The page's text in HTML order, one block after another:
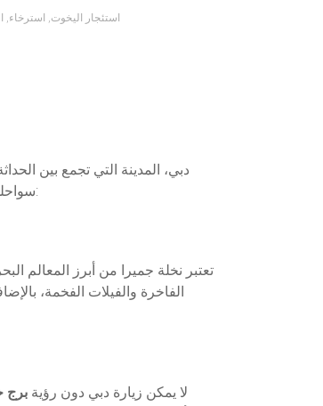
استئجار اليخوت, استرخاء,
دبي، المدينة التي تجمع بين
سواحلها الساحرة ومواقعها الشهيرة من منظور جديد. إذا كنت تخطط لاستئجار يخت في دبي، إليك أفضل الوجهات البحرية التي يجب أن تزورها:
تعتبر نخلة جميرا من أبرز المعالم
الفاخرة والفيلات الفخمة،
لا يمكن زيارة دبي دون رؤية برج